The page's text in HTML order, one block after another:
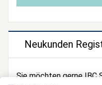
Neukunden
Sie möchten gerne IBC